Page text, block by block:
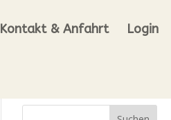
Kontakt & Anfahrt Login